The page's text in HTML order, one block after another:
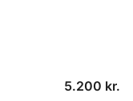
5.200 kr.